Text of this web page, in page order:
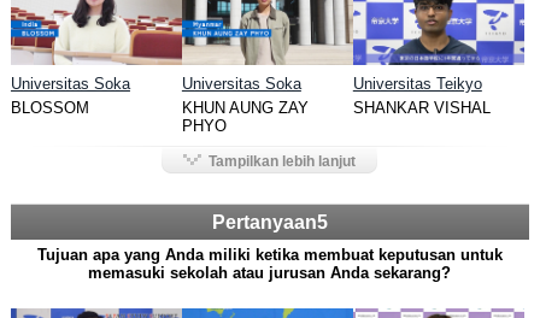
Universitas Soka
BLOSSOM
Universitas Soka
KHUN AUNG ZAY
PHYO
Universitas Teikyo
SHANKAR VISHAL
Tampilkan lebih lanjut
Pertanyaan5
Tujuan apa yang Anda miliki ketika membuat keputusan untuk
memasuki sekolah atau jurusan Anda sekarang?